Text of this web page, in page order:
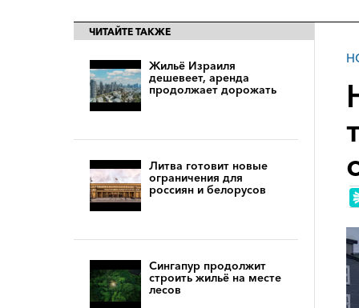
ЧИТАЙТЕ ТАКЖЕ
Жильё Израиля
дешевеет, аренда
продолжает дорожать
Литва готовит новые
ограничения для
россиян и белорусов
Сингапур продолжит
строить жильё на месте
лесов